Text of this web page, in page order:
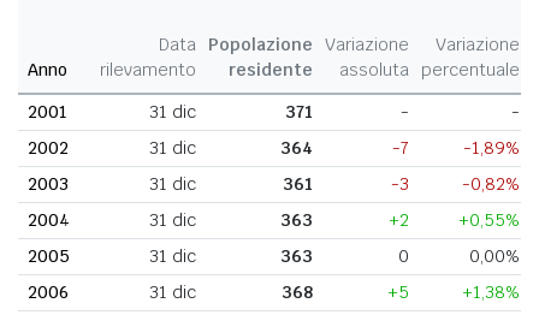
Anno
Data
rilevamento
Popolazione
residente
Variazione
assoluta
Variazione
percentuale
2001
31 dic 371 -
-
2002
31 dic 364 -7
-1,89%
2003
31 dic 361 -3
-0,82%
2004
31 dic 363 +2
+0,55%
2005
31 dic 363 0
0,00%
2006
31 dic 368 +5
+1,38%